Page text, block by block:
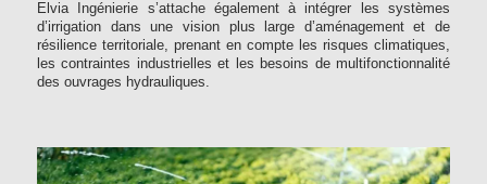
Elvia Ingénierie s’attache également à intégrer les systèmes
d’irrigation dans une vision plus large d’aménagement et de
résilience territoriale, prenant en compte les risques climatiques,
les contraintes industrielles et les besoins de multifonctionnalité
des ouvrages hydrauliques.